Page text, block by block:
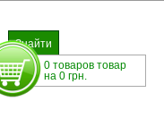
0 товаров товар
на 0 грн.